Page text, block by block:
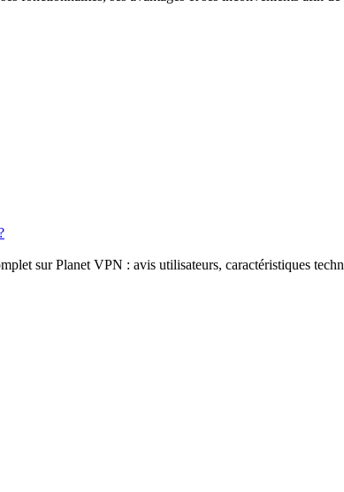
sur Planet VPN : avis utilisateurs, caractéristiques